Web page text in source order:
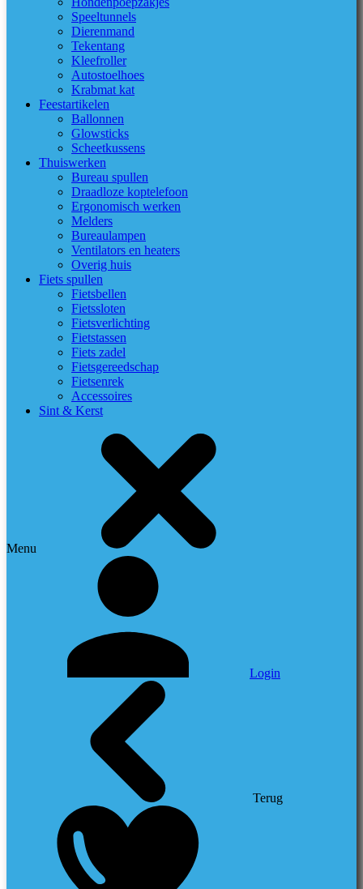
Speeltunnels
Dierenmand
Tekentang
Kleefroller
Autostoelhoes
Krabmat kat
Feestartikelen
Ballonnen
Glowsticks
Scheetkussens
Thuiswerken
Bureau spullen
Draadloze koptelefoon
Ergonomisch werken
Melders
Bureaulampen
Ventilators en heaters
Overig huis
Fiets spullen
Fietsbellen
Fietssloten
Fietsverlichting
Fietstassen
Fiets zadel
Fietsgereedschap
Fietsenrek
Accessoires
Sint & Kerst
Menu
Login
Terug